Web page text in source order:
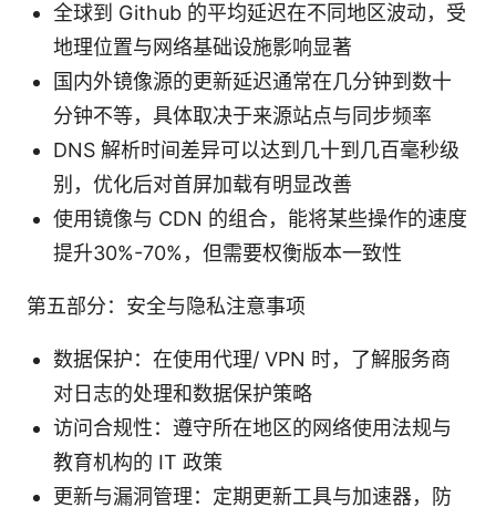
全球到 Github 的平均延迟在不同地区波动，受
地理位置与网络基础设施影响显著
国内外镜像源的更新延迟通常在几分钟到数十
分钟不等，具体取决于来源站点与同步频率
DNS 解析时间差异可以达到几十到几百毫秒级
别，优化后对首屏加载有明显改善
使用镜像与 CDN 的组合，能将某些操作的速度
提升30%-70%，但需要权衡版本一致性
第五部分：安全与隐私注意事项
数据保护：在使用代理/ VPN 时，了解服务商
对日志的处理和数据保护策略
访问合规性：遵守所在地区的网络使用法规与
教育机构的 IT 政策
更新与漏洞管理：定期更新工具与加速器，防